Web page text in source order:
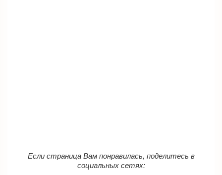
Если страница Вам понравилась, поделитесь в
социальных сетях: